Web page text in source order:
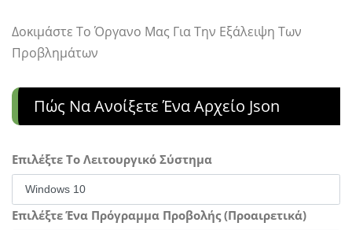
Δοκιμάστε Το Όργανο Μας Για Την Εξάλειψη Των
Προβλημάτων
Πώς Να Ανοίξετε Ένα Αρχείο Json
Επιλέξτε Το Λειτουργικό Σύστημα
Επιλέξτε Ένα Πρόγραμμα Προβολής (Προαιρετικά)